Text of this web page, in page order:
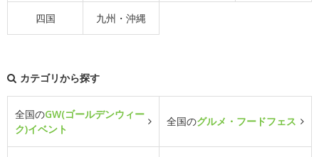
四国 九州・沖縄
カテゴリから探す
全国のGW(ゴールデンウィー
ク)イベント
全国のグルメ・フードフェス